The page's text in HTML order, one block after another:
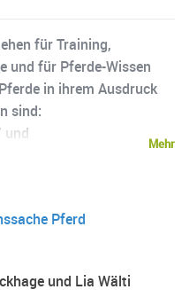
für Training,
und für Pferde-Wissen
in ihrem Ausdruck
sind:
und
drachenreiter
Die Gruppe
Mehr
Pferd
und Lia Wälti